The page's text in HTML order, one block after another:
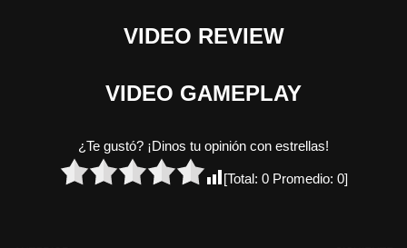
VIDEO REVIEW
VIDEO GAMEPLAY
¿Te gustó? ¡Dinos tu opinión con estrellas!
[Total: 0Promedio: 0]